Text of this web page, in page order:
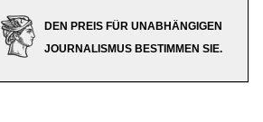
DEN PREIS FÜR UNABHÄNGIGEN
JOURNALISMUS BESTIMMEN SIE.